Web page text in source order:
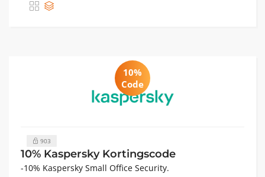
10%
Code
903
10% Kaspersky Kortingscode
-10% Kaspersky Small Office Security.